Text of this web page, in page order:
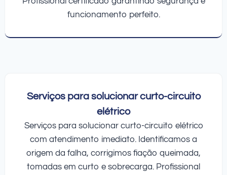
funcionamento perfeito.
Serviços para solucionar curto-circuito
elétrico
Serviços para solucionar curto-circuito elétrico
com atendimento imediato. Identificamos a
origem da falha, corrigimos fiação queimada,
tomadas em curto e sobrecarga. Profissional